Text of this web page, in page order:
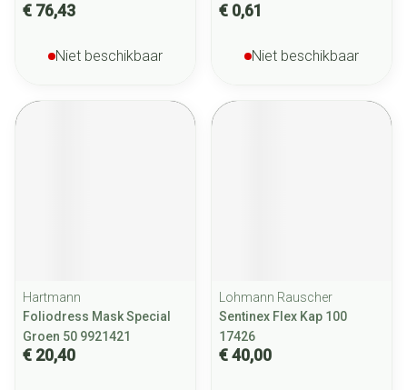
€ 76,43
Niet beschikbaar
€ 0,61
Niet beschikbaar
Hartmann
Foliodress Mask Special
Groen 50 9921421
€ 20,40
Lohmann Rauscher
Sentinex Flex Kap 100
17426
€ 40,00